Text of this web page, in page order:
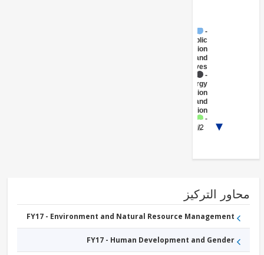
Administration
- Energy and
Extractives
Transmission
Distribution
Renewable
Extractivesالتركيز
FY17 - Environment and Natural Resource Management
FY17 - Human Development and Gender